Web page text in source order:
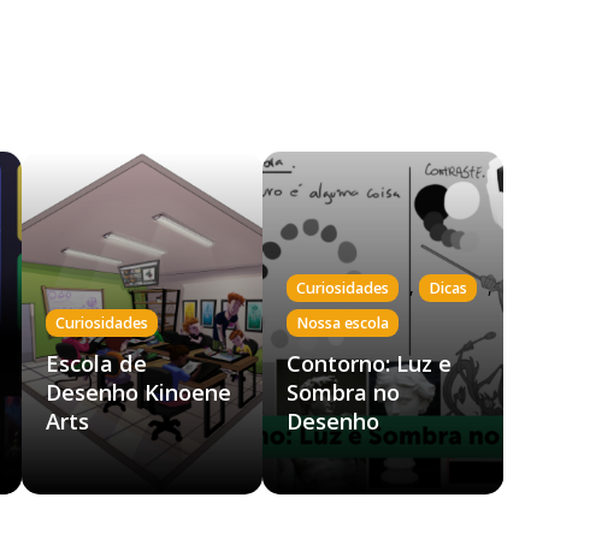
Curiosidades
Escola de
Desenho Kinoene
Arts
Curiosidades , Dicas ,
Nossa escola
Contorno: Luz e
Sombra no
Desenho